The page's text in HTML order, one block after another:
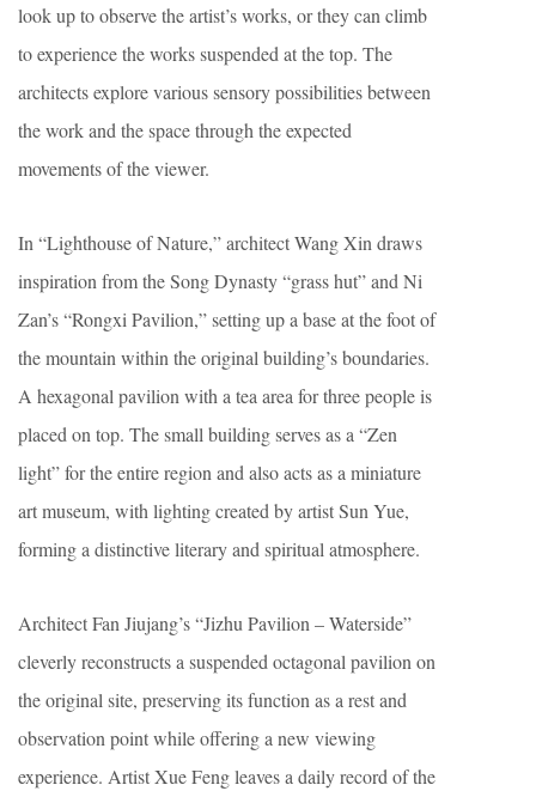
look up to observe the artist’s works, or they can climb
to experience the works suspended at the top. The
architects explore various sensory possibilities between
the work and the space through the expected
movements of the viewer.
In “Lighthouse of Nature,” architect Wang Xin draws
inspiration from the Song Dynasty “grass hut” and Ni
Zan’s “Rongxi Pavilion,” setting up a base at the foot of
the mountain within the original building’s boundaries.
A hexagonal pavilion with a tea area for three people is
placed on top. The small building serves as a “Zen
light” for the entire region and also acts as a miniature
art museum, with lighting created by artist Sun Yue,
forming a distinctive literary and spiritual atmosphere.
Architect Fan Jiujang’s “Jizhu Pavilion – Waterside”
cleverly reconstructs a suspended octagonal pavilion on
the original site, preserving its function as a rest and
observation point while offering a new viewing
experience. Artist Xue Feng leaves a daily record of the